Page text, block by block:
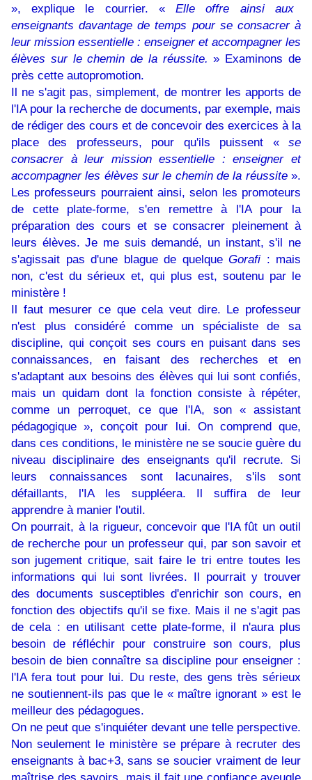
», explique le courrier. «Elle offre ainsi aux
enseignants davantage de temps pour se consacrer à
leur mission essentielle : enseigner et accompagner les
élèves sur le chemin de la réussite. » Examinons de
près cette autopromotion.
Il ne s'agit pas, simplement, de montrer les apports de
l'IA pour la recherche de documents, par exemple, mais
de rédiger des cours et de concevoir des exercices à la
place des professeurs, pour qu'ils puissent « se
consacrer à leur mission essentielle : enseigner et
accompagner les élèves sur le chemin de la réussite».
Les professeurs pourraient ainsi, selon les promoteurs
de cette plate-forme, s'en remettre à l'IA pour la
préparation des cours et se consacrer pleinement à
leurs élèves. Je me suis demandé, un instant, s'il ne
s'agissait pas d'une blague de quelque Gorafi : mais
non, c'est du sérieux et, qui plus est, soutenu par le
ministère !
Il faut mesurer ce que cela veut dire. Le professeur
n'est plus considéré comme un spécialiste de sa
discipline, qui conçoit ses cours en puisant dans ses
connaissances, en faisant des recherches et en
s'adaptant aux besoins des élèves qui lui sont confiés,
mais un quidam dont la fonction consiste à répéter,
comme un perroquet, ce que l'IA, son « assistant
pédagogique », conçoit pour lui. On comprend que,
dans ces conditions, le ministère ne se soucie guère du
niveau disciplinaire des enseignants qu'il recrute. Si
leurs connaissances sont lacunaires, s'ils sont
défaillants, l'IA les suppléera. Il suffira de leur
apprendre à manier l'outil.
On pourrait, à la rigueur, concevoir que l'IA fût un outil
de recherche pour un professeur qui, par son savoir et
son jugement critique, sait faire le tri entre toutes les
informations qui lui sont livrées. Il pourrait y trouver
des documents susceptibles d'enrichir son cours, en
fonction des objectifs qu'il se fixe. Mais il ne s'agit pas
de cela : en utilisant cette plate-forme, il n'aura plus
besoin de réfléchir pour construire son cours, plus
besoin de bien connaître sa discipline pour enseigner :
l'IA fera tout pour lui. Du reste, des gens très sérieux
ne soutiennent-ils pas que le « maître ignorant » est le
meilleur des pédagogues.
On ne peut que s'inquiéter devant une telle perspective.
Non seulement le ministère se prépare à recruter des
enseignants à bac+3, sans se soucier vraiment de leur